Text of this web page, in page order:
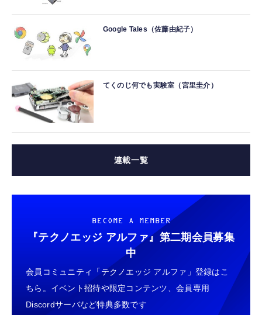
Google Tales（佐藤由紀子）
てくのじ何でも実験室（宮里圭介）
連載一覧
BECOME A MEMBER
『テクノエッジ アルファ』 第二期会員募集
中
会員コミュニティ「テクノエッジ アルファ」登録はこ
ちら。イベント招待や限定コンテンツ、会員専用
Discordサーバなど特典多数です